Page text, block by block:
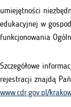
umiejętności
edukacyjnej w
funkcjonowania
Szczegółowe
rejestracji znajdą
www.cdr.gov.pl/